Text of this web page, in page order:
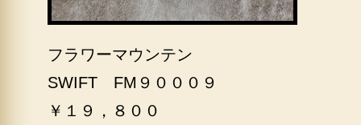
フラワーマウンテン
SWIFT FM９０００９
￥１９，８００